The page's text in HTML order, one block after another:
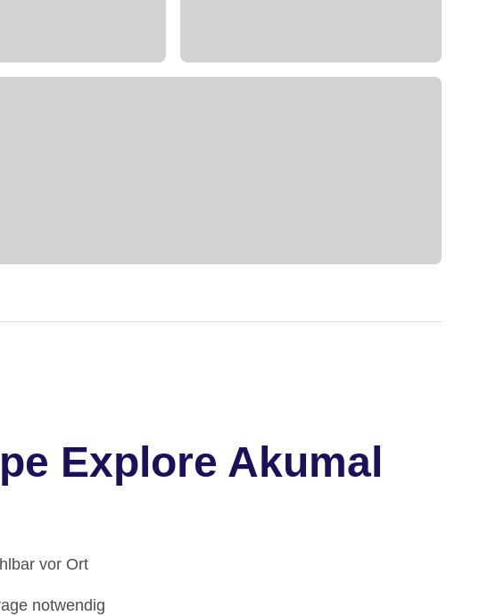
Explore Akumal
vor Ort
notwendig